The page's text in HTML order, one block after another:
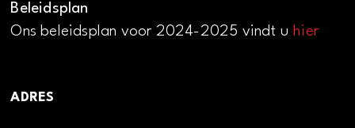
Beleidsplan
Ons beleidsplan voor 2024-2025 vindt uhier
ADRES